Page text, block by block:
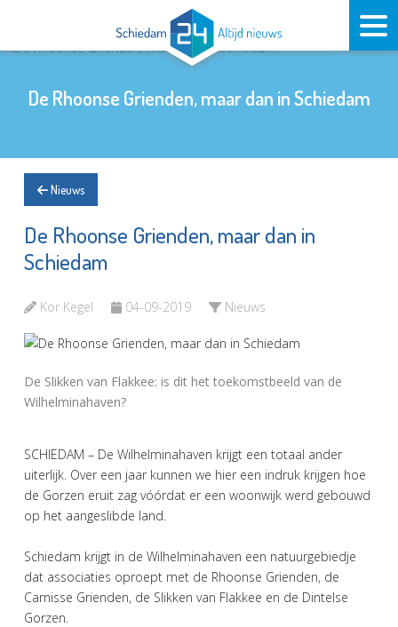
De Rhoonse Grienden, maar dan in Schiedam
Nieuws
De Rhoonse Grienden, maar dan in
Schiedam
Kor Kegel 04-09-2019 Nieuws
De Slikken van Flakkee: is dit het toekomstbeeld van de
Wilhelminahaven?
SCHIEDAM – De Wilhelminahaven krijgt een totaal ander
uiterlijk. Over een jaar kunnen we hier een indruk krijgen hoe
de Gorzen eruit zag vóórdat er een woonwijk werd gebouwd
op het aangeslibde land.
Schiedam krijgt in de Wilhelminahaven een natuurgebiedje
dat associaties oproept met de Rhoonse Grienden, de
Carnisse Grienden, de Slikken van Flakkee en de Dintelse
Gorzen.